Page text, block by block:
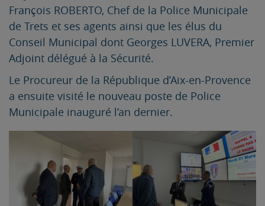
François ROBERTO, Chef de la Police Municipale
de Trets et ses agents ainsi que les élus du
Conseil Municipal dont Georges LUVERA, Premier
Adjoint délégué à la Sécurité.
Le Procureur de la République d’Aix-en-Provence
a ensuite visité le nouveau poste de Police
Municipale inauguré l’an dernier.